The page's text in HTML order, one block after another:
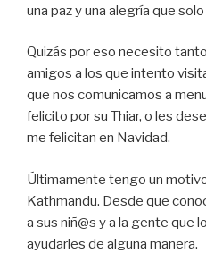
una paz y una alegría que
Quizás por eso necesito
amigos a los que intento
que nos comunicamos a
felicito por su Thiar, o les
me felicitan en Navidad.
Últimamente tengo un
Kathmandu. Desde que
a sus niñ@s y a la gente que
ayudarles de alguna manera.